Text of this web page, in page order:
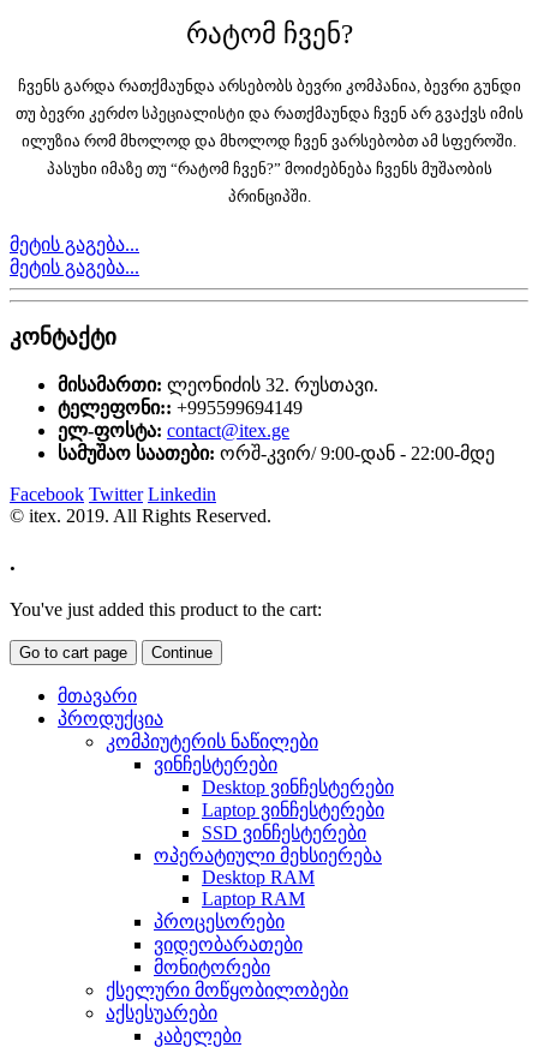
რატომ ჩვენ?
ჩვენს გარდა რათქმაუნდა არსებობს ბევრი კომპანია, ბევრი გუნდი
თუ ბევრი კერძო სპეციალისტი და რათქმაუნდა ჩვენ არ გვაქვს იმის
ილუზია რომ მხოლოდ და მხოლოდ ჩვენ ვარსებობთ ამ სფეროში.
პასუხი იმაზე თუ “რატომ ჩვენ?” მოიძებნება ჩვენს მუშაობის
პრინციპში.
მეტის გაგება...
მეტის გაგება...
კონტაქტი
მისამართი: ლეონიძის 32. რუსთავი.
ტელეფონი:: +995599694149
ელ-ფოსტა: contact@itex.ge
სამუშაო საათები: ორშ-კვირ/ 9:00-დან - 22:00-მდე
Facebook Twitter Linkedin
© itex. 2019. All Rights Reserved.
.
You've just added this product to the cart:
Go to cart page Continue
მთავარი
პროდუქცია
კომპიუტერის ნაწილები
ვინჩესტერები
Desktop ვინჩესტერები
Laptop ვინჩესტერები
SSD ვინჩესტერები
ოპერატიული მეხსიერება
Desktop RAM
Laptop RAM
პროცესორები
ვიდეობარათები
მონიტორები
ქსელური მოწყობილობები
აქსესუარები
კაბელები